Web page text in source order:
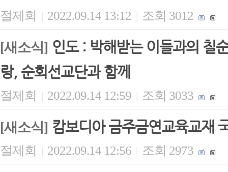
절제회 | 2022.09.14 13:12 | 조회 3012
[새소식] 인도 : 박해받는 이들과의 칠
랑, 순회선교단과 함께
절제회 | 2022.09.14 12:59 | 조회 3033
[새소식] 캄보디아 금주금연교육교재
절제회 | 2022.09.14 12:56 | 조회 2973